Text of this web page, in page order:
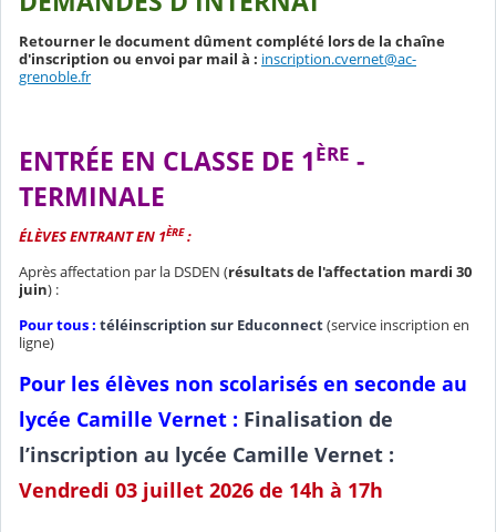
Retourner le document dûment complété lors de la chaîne
d'inscription ou envoi par mail à : inscription.cvernet@ac-
grenoble.fr
ENTRÉE EN CLASSE DE 1ÈRE -
TERMINALE
ÉLÈVES ENTRANT EN 1ÈRE:
Après affectation par la DSDEN (résultats de l'affectation mardi 30
juin) :
Pour tous : téléinscription sur Educonnect(service inscription en
ligne)
Pour les élèves non scolarisés en seconde au
lycée Camille Vernet : Finalisation de
l’inscription au lycée Camille Vernet :
Vendredi 03 juillet 2026 de 14h à 17h